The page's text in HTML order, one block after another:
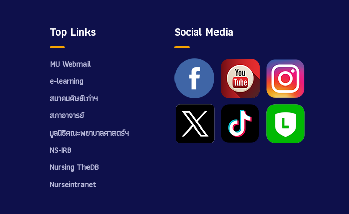
Top Links
MU Webmail
e-learning
สมาคมศิษย์เก่าฯ
สภาอาจารย์
มูลนิธิคณะพยาบาลศาสตร์ฯ
NS-IRB
Nursing TheDB
Nurseintranet
Social Media